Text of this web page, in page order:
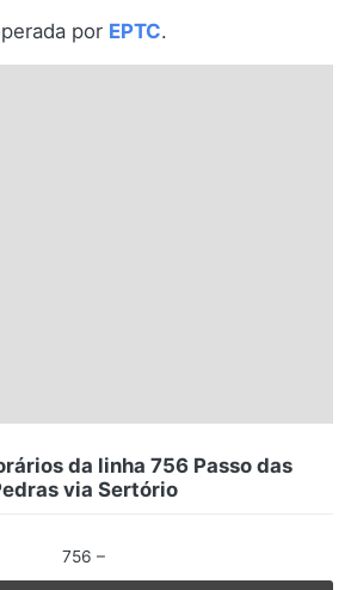
por EPTC.
da linha 756 Passo das
via Sertório
756 –